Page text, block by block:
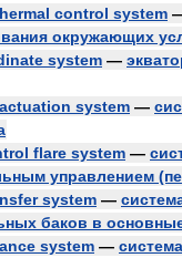
control system
окружающих
system —
system —
flare system —
управлением
system —
баков в
system —